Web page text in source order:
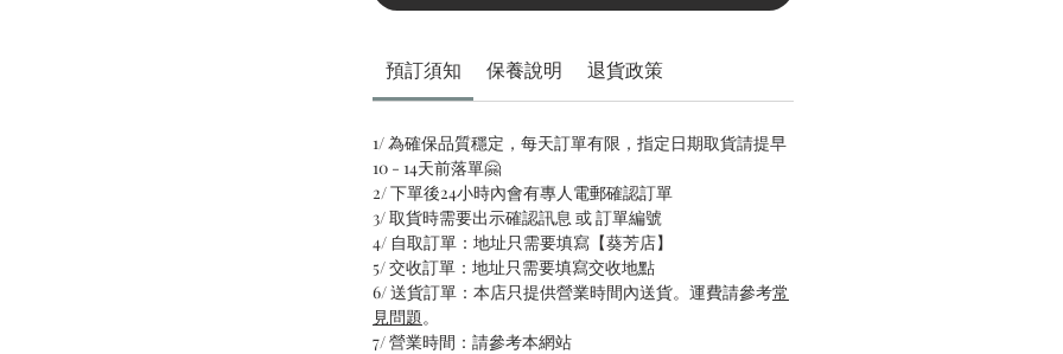
預訂須知 保養說明 退貨政策
1/ 為確保品質穩定，每天訂單有限，指定日期取貨請提早
10 - 14天前落單🤗
2/ 下單後24小時內會有專人電郵確認訂單
3/ 取貨時需要出示確認訊息 或 訂單編號
4/ 自取訂單：地址只需要填寫【葵芳店】
5/ 交收訂單：地址只需要填寫交收地點
6/ 送貨訂單：本店只提供營業時間內送貨。運費請參考常
見問題。
7/ 營業時間：請參考本網站